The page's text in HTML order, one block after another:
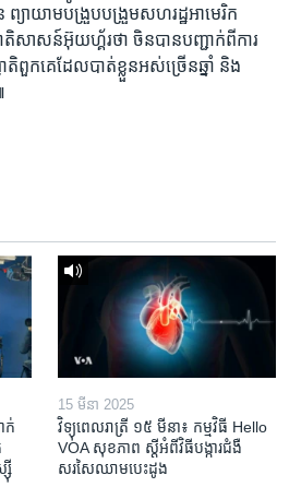
យាយាមបង្រួបបង្រួមសហរដ្ឋអាមេរិក
ាតិសាសន៍អ៊ុយហ្គ័រថា ចិនបានបញ្ជាក់ពីការ
ពួកគេដែលបាត់ខ្លួនអស់ច្រើនឆ្នាំ និង
ក់​
ស៊ី
15 មីនា 2025
វិទ្យុពេលរាត្រី ១៥ មីនា៖ កម្មវិធី ​Hello
VOA សុខភាព ស្ដី​អំពី​វិធី​បង្ការ​ជំងឺ​
សរសៃ​ឈាម​បេះដូង